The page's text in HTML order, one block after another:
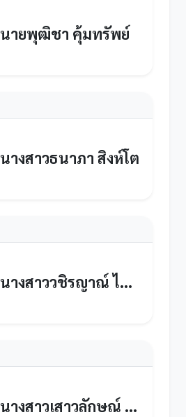
นายพุฒิชา คุ้มทรัพย์
นางสาวธนาภา สิงห์โต
นางสาววชิรญาณ์ ไพรโสภา
นางสาวเสาวลักษณ์ เชื้อหอม